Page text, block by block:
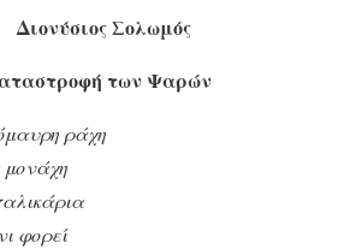
Διονύσιος Σολωμός
των Ψαρών
ράχη
φορεί